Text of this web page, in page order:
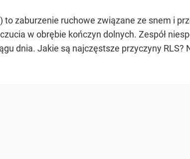
to zaburzenie ruchowe związane ze snem i
w obrębie kończyn dolnych. Zespół
dnia. Jakie są najczęstsze przyczyny RLS?